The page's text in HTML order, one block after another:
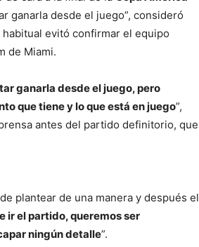
ganarla desde el juego”, consideró
evitó confirmar el equipo
de Miami.
ganarla desde el juego, pero
que tiene y lo que está en juego”,
antes del partido definitorio, que
plantear de una manera y después el
ir el partido, queremos ser
ningún detalle”.